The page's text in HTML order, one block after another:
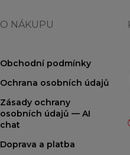
O NÁKUPU
Obchodní podmínky
Ochrana osobních údajů
Zásady ochrany
osobních údajů — AI
chat
Doprava a platba